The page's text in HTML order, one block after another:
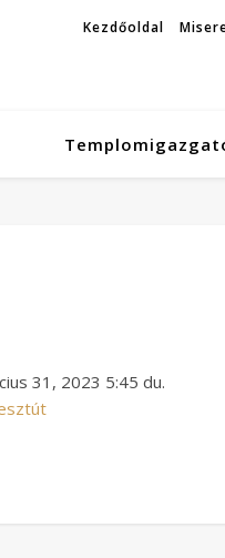
Kezdőoldal
31, 2023 5:45 du.